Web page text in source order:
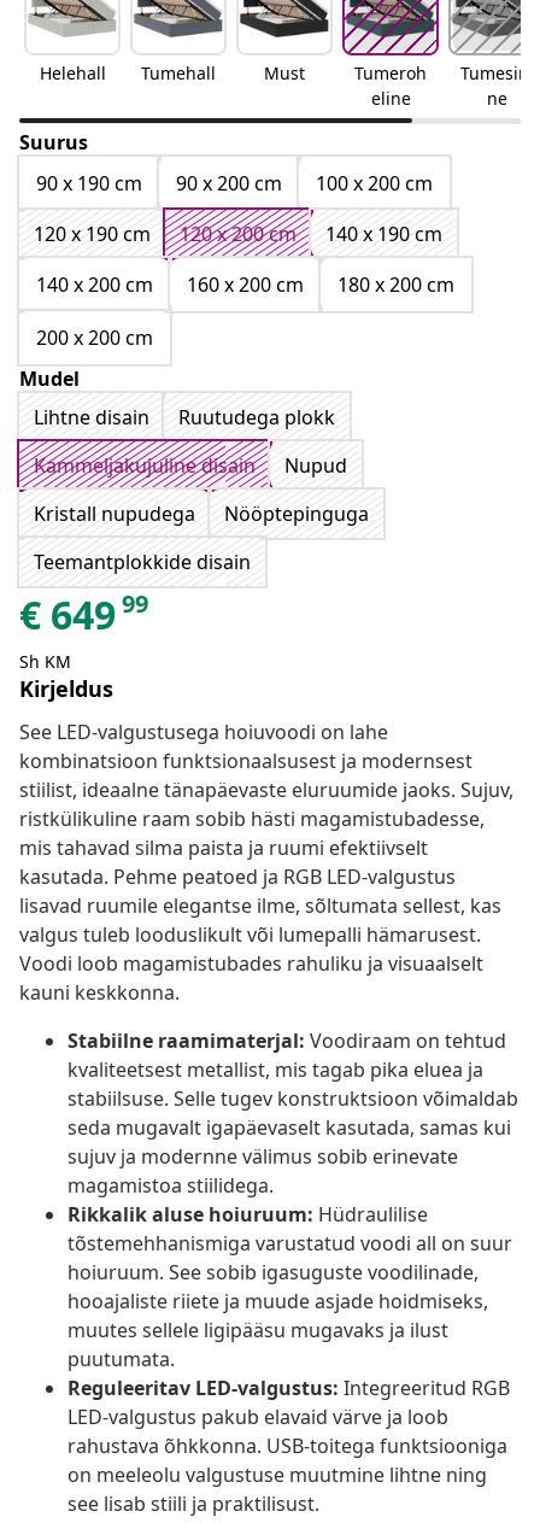
Helehall Tumehall Must
Tumeroh
eline
Tumesini
ne
Suurus
90 x 190 cm
90 x 200 cm
100 x 200 cm
120 x 190 cm
120 x 200 cm
140 x 190 cm
140 x 200 cm
160 x 200 cm
180 x 200 cm
200 x 200 cm
Mudel
Lihtne disain
Ruutudega plokk
Kammeljakujuline disain
Nupud
Kristall nupudega
Nööptepinguga
Teemantplokkide disain
€ 64999
Sh KM
Kirjeldus
See LED-valgustusega hoiuvoodi on lahe
kombinatsioon funktsionaalsusest ja modernsest
stiilist, ideaalne tänapäevaste eluruumide jaoks. Sujuv,
ristkülikuline raam sobib hästi magamistubadesse,
mis tahavad silma paista ja ruumi efektiivselt
kasutada. Pehme peatoed ja RGB LED-valgustus
lisavad ruumile elegantse ilme, sõltumata sellest, kas
valgus tuleb looduslikult või lumepalli hämarusest.
Voodi loob magamistubades rahuliku ja visuaalselt
kauni keskkonna.
Stabiilne raamimaterjal: Voodiraam on tehtud
kvaliteetsest metallist, mis tagab pika eluea ja
stabiilsuse. Selle tugev konstruktsioon võimaldab
seda mugavalt igapäevaselt kasutada, samas kui
sujuv ja modernne välimus sobib erinevate
magamistoa stiilidega.
Rikkalik aluse hoiuruum: Hüdraulilise
tõstemehhanismiga varustatud voodi all on suur
hoiuruum. See sobib igasuguste voodilinade,
hooajaliste riiete ja muude asjade hoidmiseks,
muutes sellele ligipääsu mugavaks ja ilust
puutumata.
Reguleeritav LED-valgustus: Integreeritud RGB
LED-valgustus pakub elavaid värve ja loob
rahustava õhkkonna. USB-toitega funktsiooniga
on meeleolu valgustuse muutmine lihtne ning
see lisab stiili ja praktilisust.